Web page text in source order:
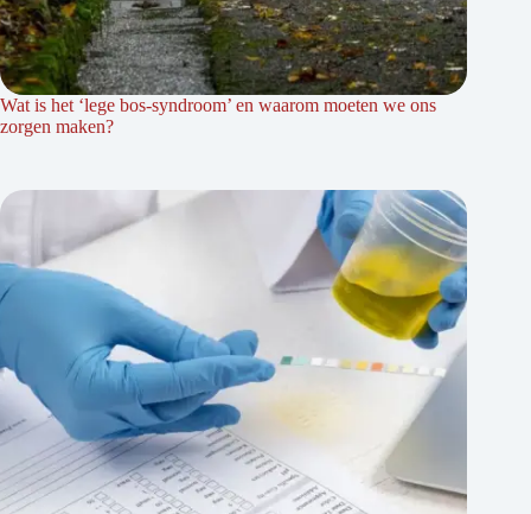
Wat is het ‘lege bos-syndroom’ en waarom moeten we ons
zorgen maken?